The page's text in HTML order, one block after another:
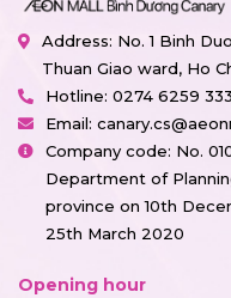
Address: No. 1 Binh
Thuan Giao ward, Ho
Hotline: 0274 6259 333
Email:
Company code: No.
Department of
province on 10th
25th March 2020
Opening hour